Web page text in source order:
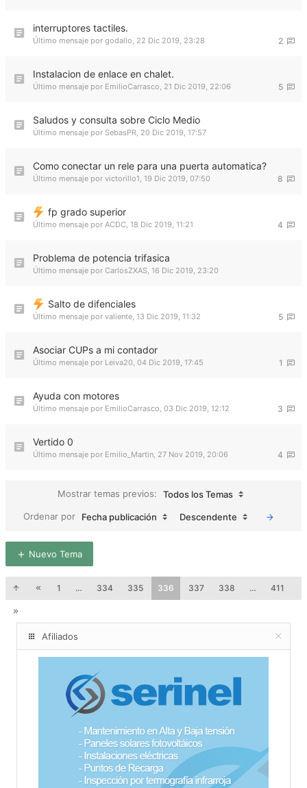
interruptores tactiles.
2
Último mensaje por godallo, 22 Dic 2019, 23:28
Instalacion de enlace en chalet.
5
Último mensaje por EmilioCarrasco, 21 Dic 2019, 22:06
Saludos y consulta sobre Ciclo Medio
Último mensaje por SebasPR, 20 Dic 2019, 17:57
Como conectar un rele para una puerta automatica?
8
Último mensaje por victorillo1, 19 Dic 2019, 07:50
fp grado superior
4
Último mensaje por ACDC, 18 Dic 2019, 11:21
Problema de potencia trifasica
Último mensaje por CarlosZXAS, 16 Dic 2019, 23:20
Salto de difenciales
5
Último mensaje por valiente, 13 Dic 2019, 11:32
Asociar CUPs a mi contador
1
Último mensaje por Leiva20, 04 Dic 2019, 17:45
Ayuda con motores
3
Último mensaje por EmilioCarrasco, 03 Dic 2019, 12:12
Vertido 0
4
Último mensaje por Emilio_Martin, 27 Nov 2019, 20:06
Mostrar temas previos:
Todos los Temas
Ordenar por
Fecha publicación Descendente
Nuevo Tema
1 … 334 335 336 337 338 … 411
Afiliados